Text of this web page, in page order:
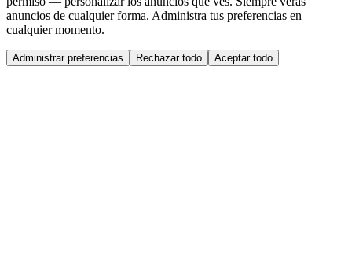
anuncios de cualquier forma. Administra tus preferencias en
cualquier momento.
Administrar preferencias Rechazar todo Aceptar todo